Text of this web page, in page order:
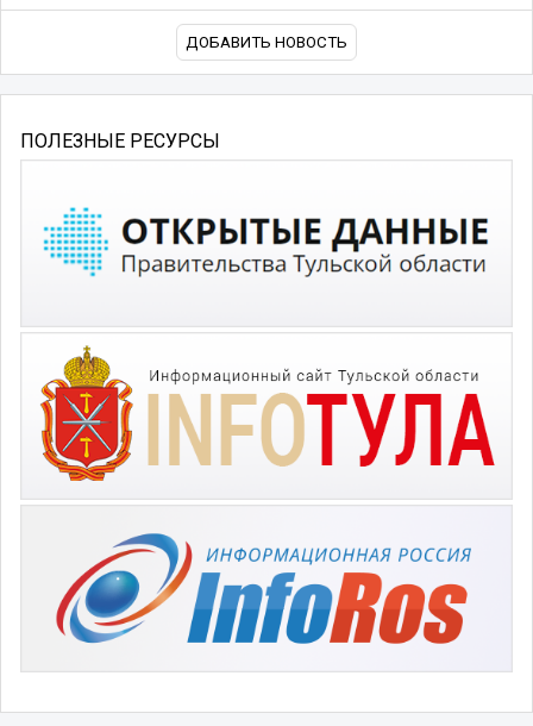
ДОБАВИТЬ НОВОСТЬ
ПОЛЕЗНЫЕ РЕСУРСЫ